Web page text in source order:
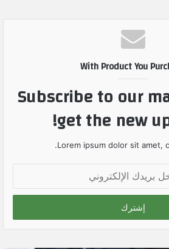
With Product You
Subscribe to our
get the new
Lorem ipsum dolor sit amet,